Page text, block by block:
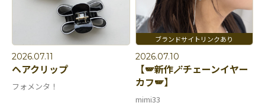
2026.07.11
ヘアクリップ
フォメンタ！
2026.07.10
【🪽新作🪄チェーンイヤー
カフ🪽】
mimi33